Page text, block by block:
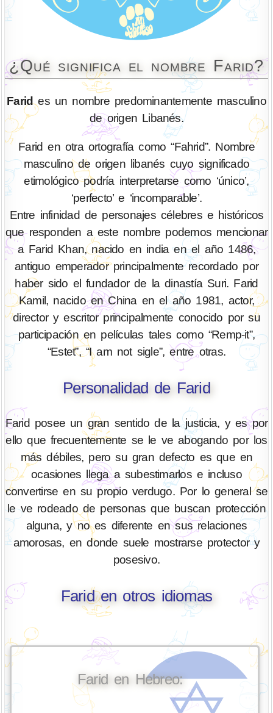
¿Qué significa el nombre Farid?
Farides un nombre predominantemente masculino
de origen Libanés.
Farid en otra ortografía como “Fahrid”. Nombre
masculino de origen libanés cuyo significado
etimológico podría interpretarse como ‘único’,
‘perfecto’ e ‘incomparable’.
Entre infinidad de personajes célebres e históricos
que responden a este nombre podemos mencionar
a Farid Khan, nacido en india en el año 1486,
antiguo emperador principalmente recordado por
haber sido el fundador de la dinastía Suri. Farid
Kamil, nacido en China en el año 1981, actor,
director y escritor principalmente conocido por su
participación en películas tales como “Remp-it”,
“Estet”, “I am not sigle”, entre otras.
Personalidad de Farid
Farid posee un gran sentido de la justicia, y es por
ello que frecuentemente se le ve abogando por los
más débiles, pero su gran defecto es que en
ocasiones llega a subestimarlos e incluso
convertirse en su propio verdugo. Por lo general se
le ve rodeado de personas que buscan protección
alguna, y no es diferente en sus relaciones
amorosas, en donde suele mostrarse protector y
posesivo.
Farid en otros idiomas
Farid en Hebreo: